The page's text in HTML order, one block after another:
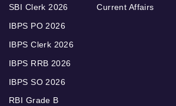
SBI Clerk 2026
IBPS PO 2026
IBPS Clerk 2026
IBPS RRB 2026
IBPS SO 2026
RBI Grade B
Current Affairs